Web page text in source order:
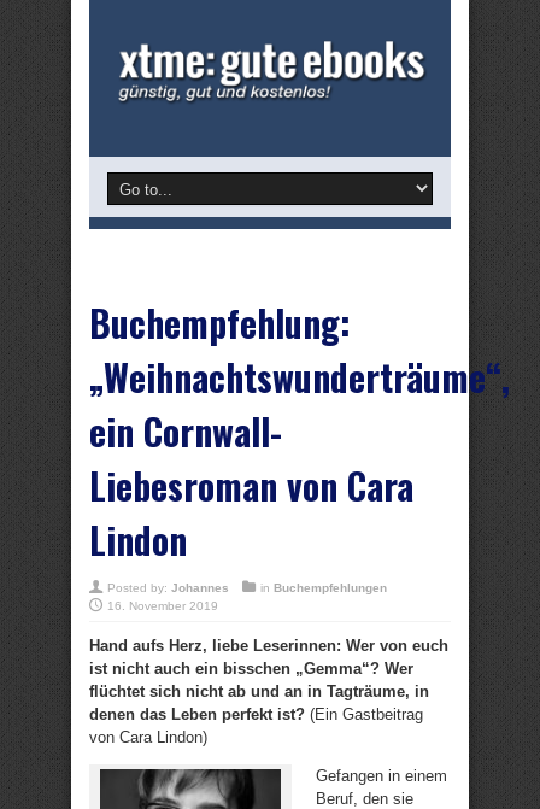
Buchempfehlung:
„Weihnachtswunderträume“,
ein Cornwall-
Liebesroman von Cara
Lindon
Posted by: Johannes in Buchempfehlungen
16. November 2019
Hand aufs Herz, liebe Leserinnen: Wer von euch
ist nicht auch ein bisschen „Gemma“? Wer
flüchtet sich nicht ab und an in Tagträume, in
denen das Leben perfekt ist? (Ein Gastbeitrag
von Cara Lindon)
Gefangen in einem
Beruf, den sie